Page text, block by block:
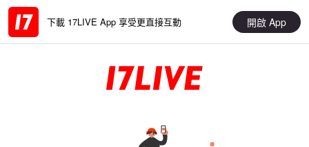
下載 17LIVE App 享受更直接互動 開啟 App